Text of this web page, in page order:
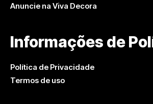
Anuncie na Viva Decora
Informações de
Política de Privacidade
Termos de uso